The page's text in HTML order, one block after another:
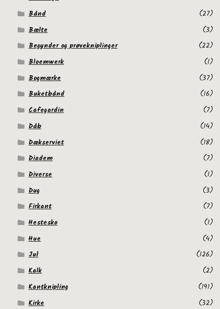
Bånd
(27)
Bælte
(3)
Begynder og prøvekniplinger
(22)
Bloemwerk
(1)
Bogmærke
(37)
Buketbånd
(16)
Cafegardin
(7)
Dåb
(14)
Dækserviet
(18)
Diadem
(7)
Diverse
(1)
Dug
(3)
Firkant
(7)
Hestesko
(1)
Hue
(4)
Jul
(126)
Kalk
(2)
Kantknipling
(191)
Kirke
(32)